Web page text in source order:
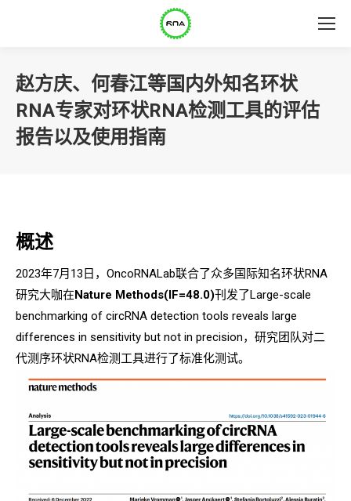
赵方庆、何春江等国内外知名环状
RNA专家对环状RNA检测工具的评估
报告以及使用指南
概述
2023年7月13日，OncoRNALab联合了众多国际知名环状RNA
研究大咖在Nature Methods(IF=48.0)刊发了Large-scale
benchmarking of circRNA detection tools reveals large
differences in sensitivity but not in precision，研究团队对二
代测序环状RNA检测工具进行了标准化测试。